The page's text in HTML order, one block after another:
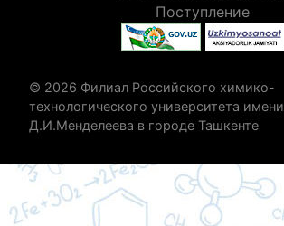
Поступление
© 2026 Филиал Российского химико-
технологического университета имени
Д.И.Менделеева в городе Ташкенте